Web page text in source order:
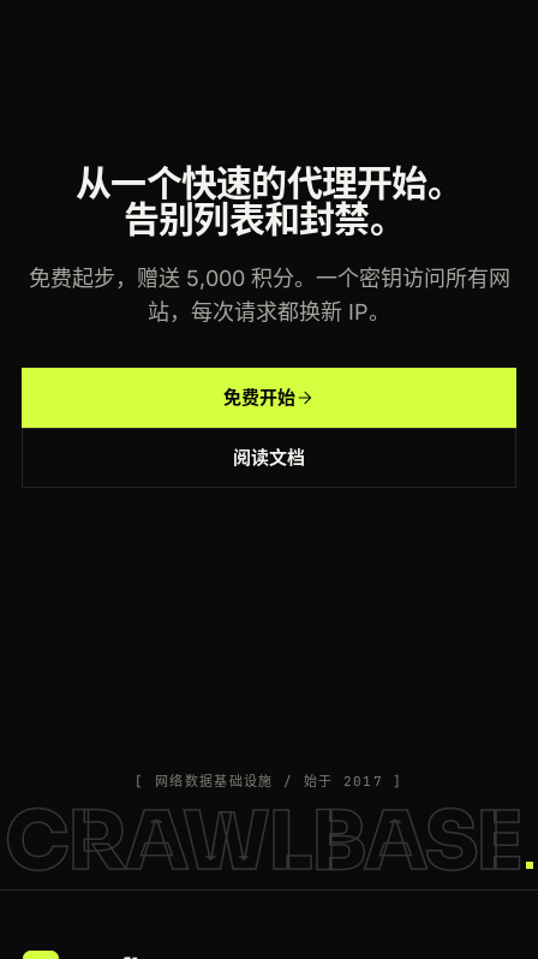
从一个快速的代理开始。
告别列表和封禁。
免费起步，赠送 5,000 积分。一个密钥访问所有网
站，每次请求都换新 IP。
免费开始
阅读文档
[ 网络数据基础设施 / 始于 2017 ]
CRAWLBASE